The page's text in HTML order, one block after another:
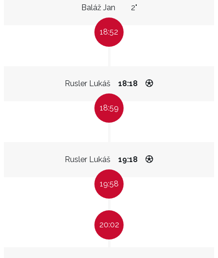
Baláž Jan 2"
18:52
Rusler Lukáš 18:18
18:59
Rusler Lukáš 19:18
19:58
20:02